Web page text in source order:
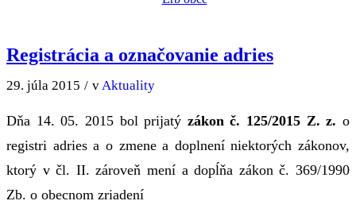
Registrácia a označovanie adries
29. júla 2015 / vAktuality
Dňa 14. 05. 2015 bol prijatý zákon č. 125/2015 Z. z. o
registri adries a o zmene a doplnení niektorých zákonov,
ktorý v čl. II. zároveň mení a dopĺňa zákon č. 369/1990
Zb. o obecnom zriadení